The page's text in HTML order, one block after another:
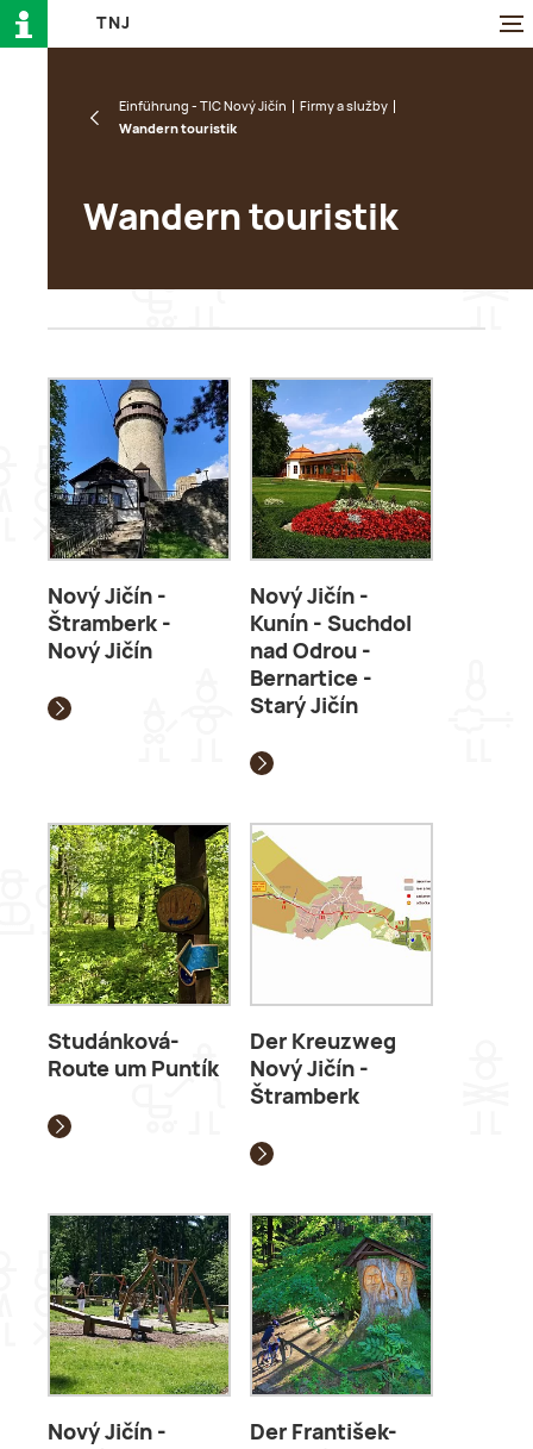
TN J
Einführung - TIC Nový Jičín
Firmy a služby
Wandern touristik
Wandern touristik
Nový Jičín -
Štramberk -
Nový Jičín
Nový Jičín -
Kunín - Suchdol
nad Odrou -
Bernartice -
Starý Jičín
Studánková-
Route um Puntík
Der Kreuzweg
Nový Jičín -
Štramberk
Nový Jičín -
Der František-